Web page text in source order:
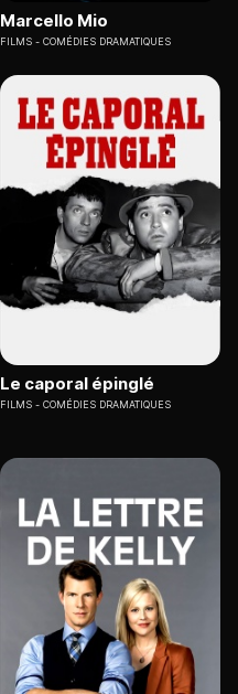
Marcello Mio
FILMS COMÉDIES DRAMATIQUES
Le caporal épinglé
FILMS COMÉDIES DRAMATIQUES